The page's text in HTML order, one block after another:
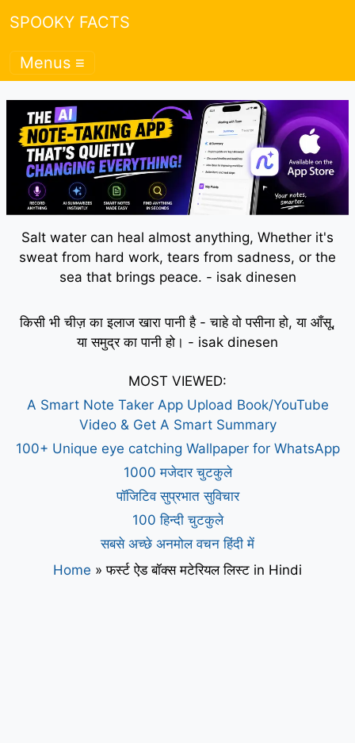
SPOOKY FACTS
Menus ≡
Salt water can heal almost anything, Whether it's
sweat from hard work, tears from sadness, or the
sea that brings peace. - isak dinesen
किसी भी चीज़ का इलाज खारा पानी है - चाहे वो पसीना हो, या आँसू,
या समुद्र का पानी हो। - isak dinesen
MOST VIEWED:
A Smart Note Taker App Upload Book/YouTube
Video & Get A Smart Summary
100+ Unique eye catching Wallpaper for WhatsApp
1000 मजेदार चुटकुले
पॉजिटिव सुप्रभात सुविचार
100 हिन्दी चुटकुले
सबसे अच्छे अनमोल वचन हिंदी में
Home »फर्स्ट ऐड बॉक्स मटेरियल लिस्ट in Hindi